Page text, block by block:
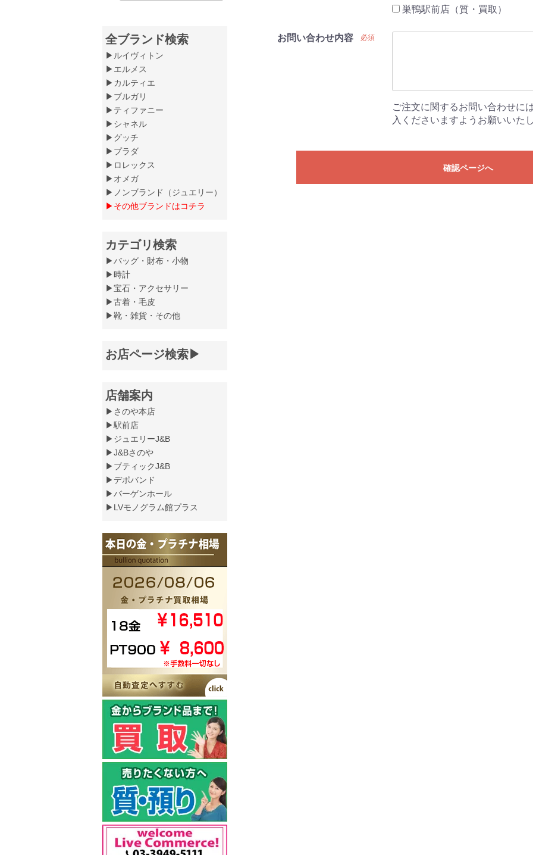
全ブランド検索
▶ルイヴィトン
▶エルメス
▶カルティエ
▶ブルガリ
▶ティファニー
▶シャネル
▶グッチ
▶プラダ
▶ロレックス
▶オメガ
▶ノンブランド（ジュエリー）
▶その他ブランドはコチラ
カテゴリ検索
▶バッグ・財布・小物
▶時計
▶宝石・アクセサリー
▶古着・毛皮
▶靴・雑貨・その他
お店ページ検索▶
店舗案内
▶さのや本店
▶駅前店
▶ジュエリーJ&B
▶J&Bさのや
▶ブティックJ&B
▶デポバンド
▶バーゲンホール
▶LVモノグラム館プラス
巣鴨駅前店（質・買取）
お問い合わせ内容 必須
ご注文に関するお問い合わせに
入くださいますようお願いいた
確認ページへ